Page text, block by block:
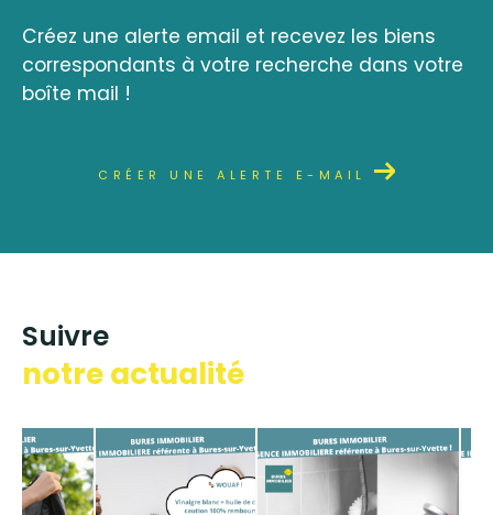
Créez une alerte email et recevez les biens
correspondants à votre recherche dans votre
boîte mail !
CRÉER UNE ALERTE E-MAIL
suivre
notre actualité